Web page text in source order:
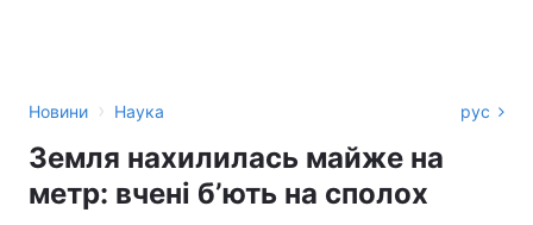
Новини › Наука рус
Земля нахилилась майже на
метр: вчені бʼють на сполох